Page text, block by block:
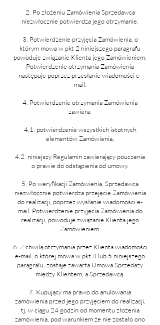
2. Po złożeniu Zamówienia Sprzedawca
niezwłocznie potwierdza jego otrzymanie.
3. Potwierdzenie przyjęcia Zamówienia, o
którym mowa w pkt 2 niniejszego paragrafu
powoduje związanie Klienta jego Zamówieniem.
Potwierdzenie otrzymania Zamówienia
następuje poprzez przesłanie wiadomości e-
mail.
4. Potwierdzenie otrzymania Zamówienia
zawiera:
4.1. potwierdzenie wszystkich istotnych
elementów Zamówienia,
4.2. niniejszy Regulamin zawierający pouczenie
o prawie do odstąpienia od umowy.
5. Po weryfikacji Zamówienia, Sprzedawca
niezwłocznie potwierdza przejęcie Zamówienia
do realizacji, poprzez wysłanie wiadomości e-
mail. Potwierdzenie przyjęcia Zamówienia do
realizacji, powoduje związanie Klienta jego
Zamówieniem.
6. Z chwilą otrzymania przez Klienta wiadomości
e-mail, o której mowa w pkt 4 lub 5 niniejszego
paragrafu, zostaje zawarta Umowa Sprzedaży
między Klientem, a Sprzedawcą.
7. Kupujący ma prawo do anulowania
zamówienia przed jego przyjęciem do realizacji,
tj. w ciągu 24 godzin od momentu złożenia
zamówienia, pod warunkiem że nie zostało ono